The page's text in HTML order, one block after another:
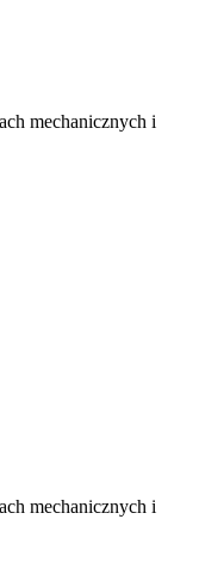
mechanicznych i
mechanicznych i